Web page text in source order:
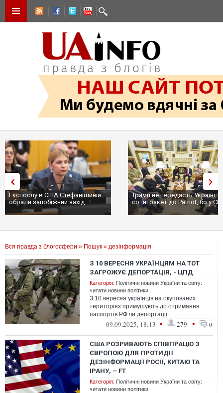
Експослу в США Стефанішиній
обрали запобіжний захід
Трамп не передасть Україні
сотні ракет до Patriot, бо у
...
Вся правда з блогосфери » Пошук » дезінформація
З 10 ВЕРЕСНЯ УКРАЇНЦЯМ НА ТОТ
ЗАГРОЖУЄ ДЕПОРТАЦІЯ, - ЦПД
Категорія: Політичні новини України та світу:
читати новини політики
З 10 вересня українців на окупованих
територіях примушують до отримання
паспортів РФ чи депортації
09.09.2025, 18:13 • 279 • 0
США РОЗРИВАЮТЬ СПІВПРАЦЮ З
ЄВРОПОЮ ДЛЯ ПРОТИДІЇ
ДЕЗІНФОРМАЦІЇ РОСІЇ, КИТАЮ ТА
ІРАНУ, – FT
Категорія: Політичні новини України та світу:
читати новини політики